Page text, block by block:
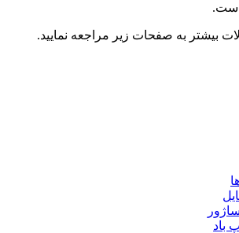
بیشتر به صفحات زیر مراجعه نمایید.
باد